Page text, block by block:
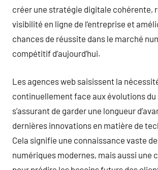
créer une stratégie digitale cohérente,
visibilité en ligne de l’entreprise et
chances de réussite dans le marché
compétitif d’aujourd’hui.
Les agences web saisissent la
continuellement face aux évolutions
s’assurant de garder une longueur
dernières innovations en matière de
Cela signifie une connaissance vaste
numériques modernes, mais aussi une